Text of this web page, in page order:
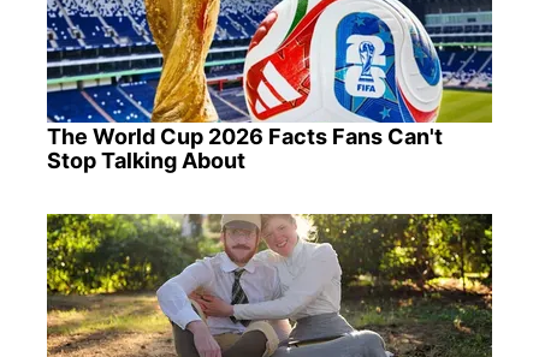
The World Cup 2026 Facts Fans Can't
Stop Talking About